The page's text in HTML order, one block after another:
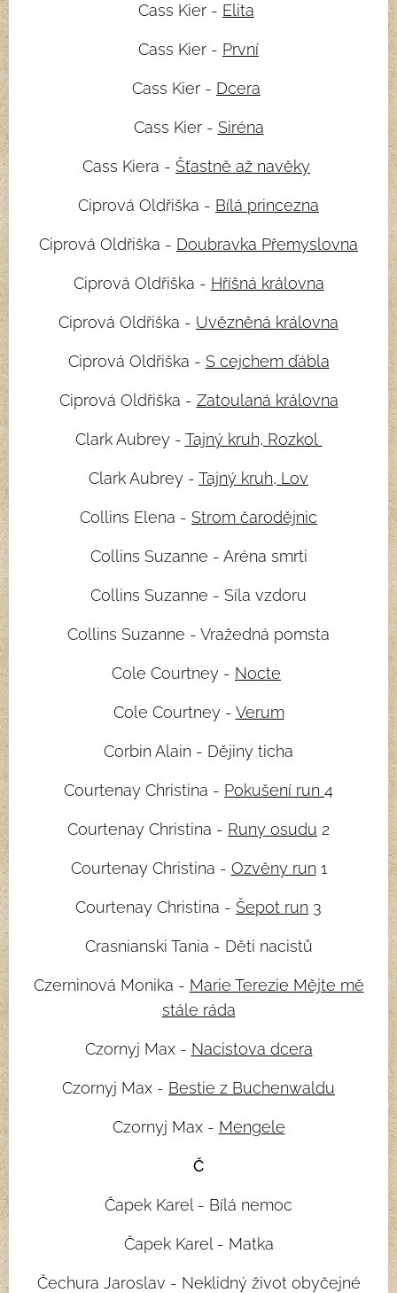
Cass Kier - Elita
Cass Kier - První
Cass Kier - Dcera
Cass Kier - Siréna
Cass Kiera - Šťastně až navěky
Ciprová Oldřiška - Bílá princezna
Ciprová Oldřiška - Doubravka Přemyslovna
Ciprová Oldřiška - Hříšná královna
Ciprová Oldřiška - Uvězněná královna
Ciprová Oldřiška - S cejchem ďábla
Ciprová Oldřiška - Zatoulaná královna
Clark Aubrey - Tajný kruh, Rozkol
Clark Aubrey - Tajný kruh, Lov
Collins Elena - Strom čarodějnic
Collins Suzanne - Aréna smrti
Collins Suzanne - Síla vzdoru
Collins Suzanne - Vražedná pomsta
Cole Courtney - Nocte
Cole Courtney - Verum
Corbin Alain - Dějiny ticha
Courtenay Christina - Pokušení run 4
Courtenay Christina - Runy osudu 2
Courtenay Christina - Ozvěny run 1
Courtenay Christina - Šepot run 3
Crasnianski Tania - Děti nacistů
Czerninová Monika - Marie Terezie Mějte mě
stále ráda
Czornyj Max - Nacistova dcera
Czornyj Max - Bestie z Buchenwaldu
Czornyj Max - Mengele
Č
Čapek Karel - Bílá nemoc
Čapek Karel - Matka
Čechura Jaroslav - Neklidný život obyčejné